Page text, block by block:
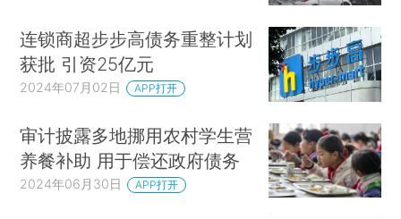
连锁商超步步高债务重整计划
获批 引资25亿元
2024年07月02日 APP打开
审计披露多地挪用农村学生营
养餐补助 用于偿还政府债务
2024年06月30日 APP打开